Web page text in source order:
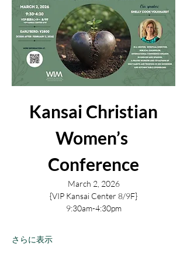
Kansai Christian
Women’s
Conference
March 2, 2026
{VIP Kansai Center 8/9F}
9:30am-4:30pm
さらに表示